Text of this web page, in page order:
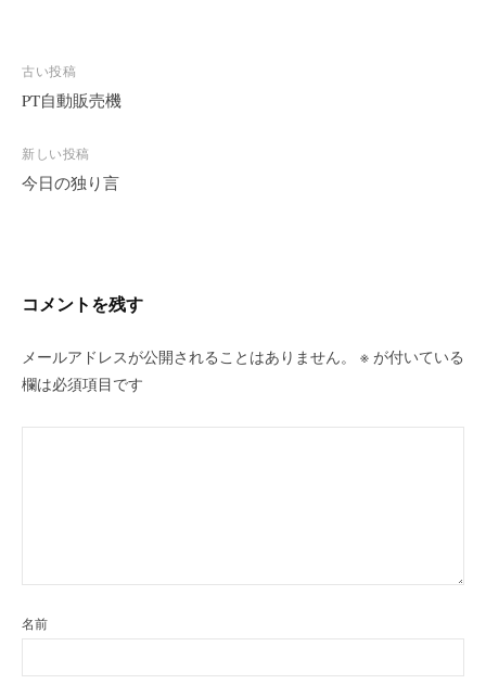
投
稿
ビ
ゲ
ン
古い投稿
PT自動販売機
新しい投稿
今日の独り言
コメントを残す
メールアドレスが公開されることはありません。 ※ が付いている
欄は必須項目です
名前